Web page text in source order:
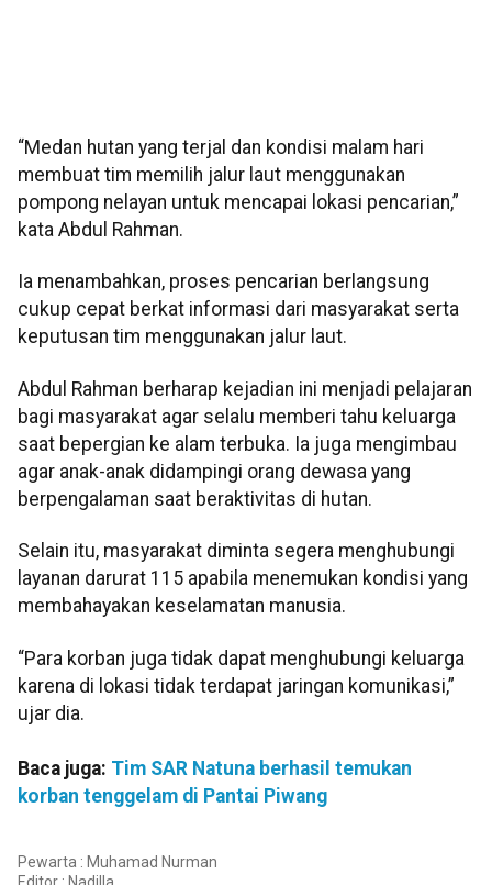
“Medan hutan yang terjal dan kondisi malam hari
membuat tim memilih jalur laut menggunakan
pompong nelayan untuk mencapai lokasi pencarian,”
kata Abdul Rahman.
Ia menambahkan, proses pencarian berlangsung
cukup cepat berkat informasi dari masyarakat serta
keputusan tim menggunakan jalur laut.
Abdul Rahman berharap kejadian ini menjadi pelajaran
bagi masyarakat agar selalu memberi tahu keluarga
saat bepergian ke alam terbuka. Ia juga mengimbau
agar anak-anak didampingi orang dewasa yang
berpengalaman saat beraktivitas di hutan.
Selain itu, masyarakat diminta segera menghubungi
layanan darurat 115 apabila menemukan kondisi yang
membahayakan keselamatan manusia.
“Para korban juga tidak dapat menghubungi keluarga
karena di lokasi tidak terdapat jaringan komunikasi,”
ujar dia.
Baca juga: Tim SAR Natuna berhasil temukan
korban tenggelam di Pantai Piwang
Pewarta : Muhamad Nurman